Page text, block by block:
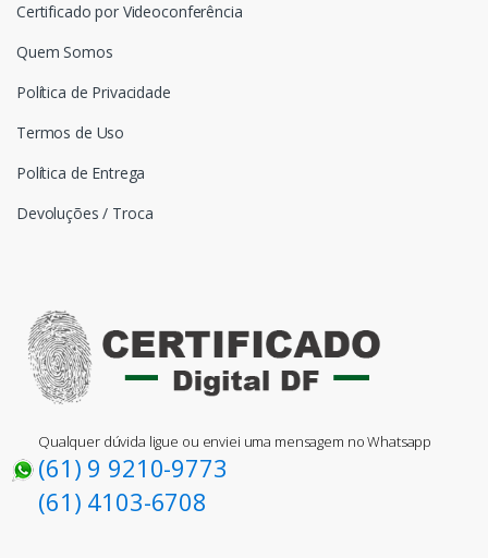
Certificado por Videoconferência
Quem Somos
Política de Privacidade
Termos de Uso
Política de Entrega
Devoluções / Troca
Qualquer dúvida ligue ou enviei uma mensagem no Whatsapp
(61) 9 9210-9773
(61) 4103-6708